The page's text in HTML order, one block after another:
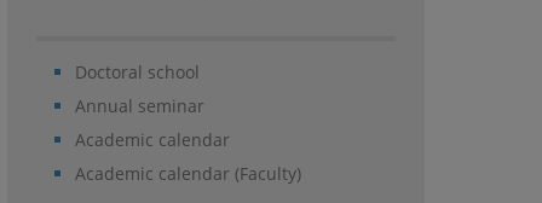
Doctoral school
Annual seminar
Academic calendar
Academic calendar (Faculty)